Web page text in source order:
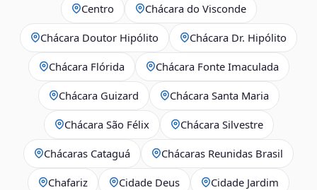
Centro Chácara do Visconde
Chácara Doutor Hipólito Chácara Dr. Hipólito
Chácara Flórida Chácara Fonte Imaculada
Chácara Guizard Chácara Santa Maria
Chácara São Félix Chácara Silvestre
Chácaras Cataguá Chácaras Reunidas Brasil
Chafariz Cidade Deus Cidade Jardim